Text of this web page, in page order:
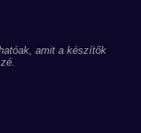
amit a készítők